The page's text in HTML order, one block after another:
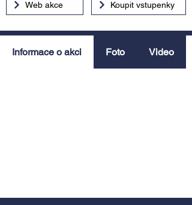
Web akce Koupit vstupenky
Informace o akci Foto Video